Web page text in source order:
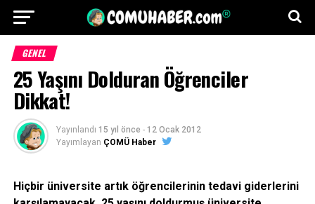
GENEL
25 Yaşını Dolduran Öğrenciler
Dikkat!
Yayınlandı 15 yıl önce - 12 Ocak 2012
Yayımlayan ÇOMÜ Haber
Hiçbir üniversite artık öğrencilerinin tedavi giderlerini